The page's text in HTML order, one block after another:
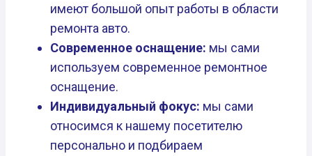
имеют большой опыт работы в области
ремонта авто.
Современное оснащение: мы сами
используем современное ремонтное
оснащение.
Индивидуальный фокус: мы сами
относимся к нашему посетителю
персонально и подбираем